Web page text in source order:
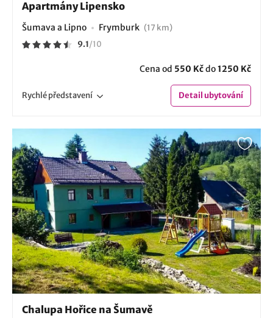
Apartmány Lipensko
Šumava a Lipno Frymburk (17 km)
9.1/10
Cena od 550 Kčdo1250 Kč
Rychlépředstavení Detailubytování
Chalupa Hořice na Šumavě